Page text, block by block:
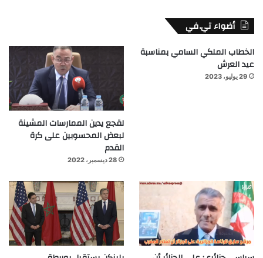
أضواء تي.في
الخطاب الملكي السامي بمناسبة
عيد العرش
29 يوليو، 2023
لقجع يدين الممارسات المشينة
لبعض المحسوبين على كرة
القدم
28 ديسمبر، 2022